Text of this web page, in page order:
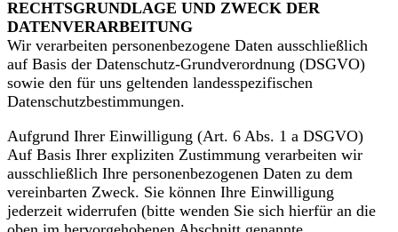
RECHTSGRUNDLAGE UND ZWECK DER
DATENVERARBEITUNG
Wir verarbeiten personenbezogene Daten ausschließlich
auf Basis der Datenschutz-Grundverordnung (DSGVO)
sowie den für uns geltenden landesspezifischen
Datenschutzbestimmungen.
Aufgrund Ihrer Einwilligung (Art. 6 Abs. 1 a DSGVO)
Auf Basis Ihrer expliziten Zustimmung verarbeiten wir
ausschließlich Ihre personenbezogenen Daten zu dem
vereinbarten Zweck. Sie können Ihre Einwilligung
jederzeit widerrufen (bitte wenden Sie sich hierfür an die